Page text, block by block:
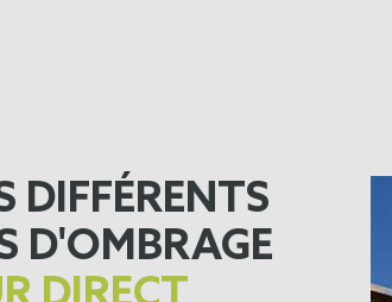
DIFFÉRENTS
D'OMBRAGE